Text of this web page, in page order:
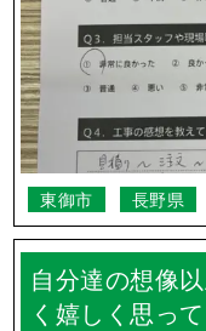
東御市 長野県
自分達の想像
く嬉しく思って